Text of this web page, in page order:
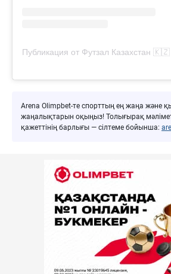
Arena Olimpbet-те спорттың ең жаңа және
жаңалықтарын оқыңыз! Толығырақ
қажеттінің барлығы — сілтеме бойынша: